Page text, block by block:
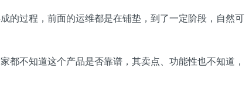
的过程，前面的运维都是在铺垫，到了一定阶段，自然可
不知道这个产品是否靠谱，其卖点、功能性也不知道，